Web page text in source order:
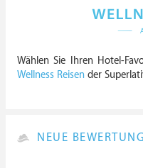
Wählen Sie Ihren Hotel-
Wellness Reisen der
NEUE